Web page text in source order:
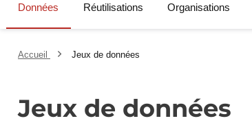
Données Réutilisations Organisations
Accueil Jeux de données
Jeux de données